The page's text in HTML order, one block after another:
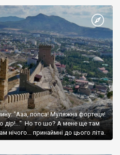
"Ааа, попса! Муляжна фортеця!
дір!..." Но то шо? А мене ще там
нічого... принаймні до цього літа.